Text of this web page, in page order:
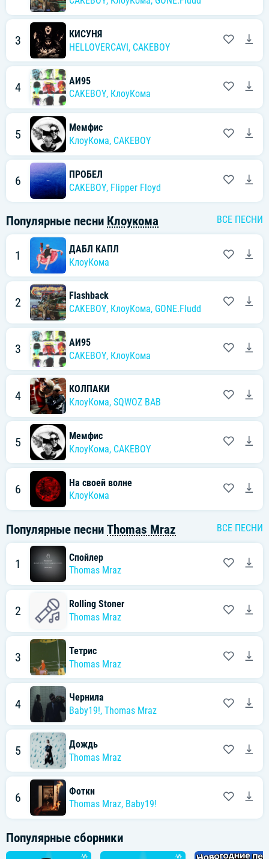
3
КИСУНЯ
HELLOVERCAVI, CAKEBOY
4
АИ95
CAKEBOY, КлоуКома
5
Мемфис
КлоуКома, CAKEBOY
6
ПРОБЕЛ
CAKEBOY, Flipper Floyd
Популярные песни Клоукома ВСЕ ПЕСНИ
1
ДАБЛ КАПЛ
КлоуКома
2
Flashback
CAKEBOY, КлоуКома, GONE.Fludd
3
АИ95
CAKEBOY, КлоуКома
4
КОЛПАКИ
КлоуКома, SQWOZ BAB
5
Мемфис
КлоуКома, CAKEBOY
6
На своей волне
КлоуКома
Популярные песни Thomas Mraz ВСЕ ПЕСНИ
1
Спойлер
Thomas Mraz
2
Rolling Stoner
Thomas Mraz
3
Тетрис
Thomas Mraz
4
Чернила
Baby19!, Thomas Mraz
5
Дождь
Thomas Mraz
6
Фотки
Thomas Mraz, Baby19!
Популярные сборники